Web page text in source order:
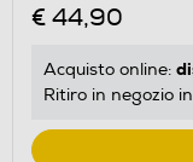
€ 44,90
Acquisto online:
Ritiro in negozio